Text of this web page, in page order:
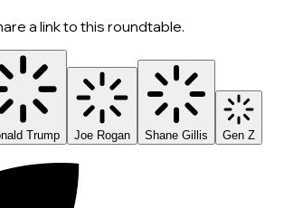
a link to this roundtable.
Trump
Joe Rogan Shane Gillis Gen Z